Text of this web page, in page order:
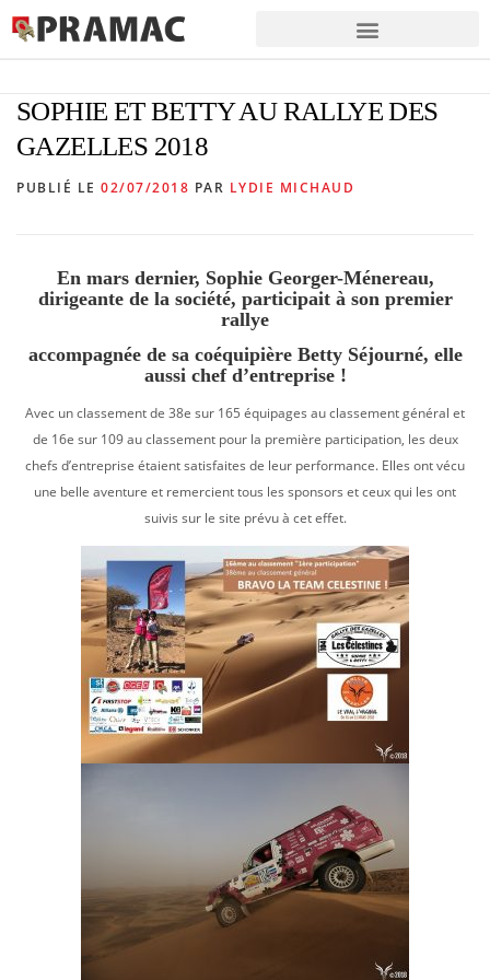
SOPHIE ET BETTY AU RALLYE DES
GAZELLES 2018
PUBLIÉ LE 02/07/2018 PAR LYDIE MICHAUD
En mars dernier, Sophie Georger-Ménereau,
dirigeante de la société, participait à son premier
rallye
accompagnée de sa coéquipière Betty Séjourné, elle
aussi chef d’entreprise !
Avec un classement de 38e sur 165 équipages au classement général et
de 16e sur 109 au classement pour la première participation, les deux
chefs d’entreprise étaient satisfaites de leur performance. Elles ont vécu
une belle aventure et remercient tous les sponsors et ceux qui les ont
suivis sur le site prévu à cet effet.